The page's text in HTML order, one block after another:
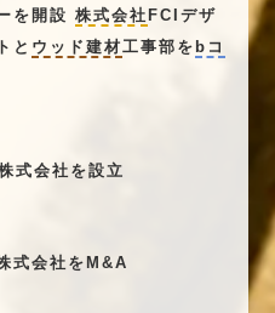
を開設株式会社 FCIデザ
と ウッド建材工事部を bコ
式会社を設立
式会社をM&A